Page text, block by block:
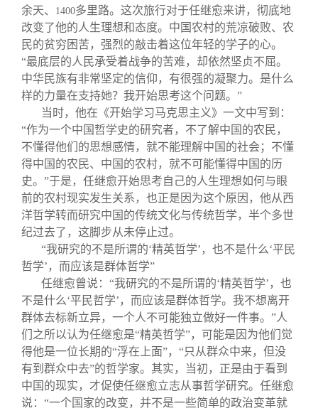
余天、 1400多里路。这次旅行对于任继愈来讲，彻底地
改变了他的人生理想和态度。中国农村的荒凉破败、农
民的贫穷困苦，强烈的敲击着这位年轻的学子的心。
“最底层的人民承受着战争的苦难，却依然坚贞不屈。
中华民族有非常坚定的信仰，有很强的凝聚力。是什么
样的力量在支持她？我开始思考这个问题。”
当时，他在《开始学习马克思主义》一文中写到：
“作为一个中国哲学史的研究者，不了解中国的农民，
不懂得他们的思想感情，就不能理解中国的社会；不懂
得中国的农民、中国的农村，就不可能懂得中国的历
史。”于是，任继愈开始思考自己的人生理想如何与眼
前的农村现实发生关系，也正是因为这个原因，他从西
洋哲学转而研究中国的传统文化与传统哲学，半个多世
纪过去了，这脚步从未停止过。
“我研究的不是所谓的‘精英哲学’，也不是什么‘平民
哲学’，而应该是群体哲学”
任继愈曾说：“我研究的不是所谓的‘精英哲学’，也
不是什么‘平民哲学’，而应该是群体哲学。我不想离开
群体去标新立异，一个人不可能独立做好一件事。”人
们之所以认为任继愈是“精英哲学”，可能是因为他们觉
得他是一位长期的“浮在上面”，“只从群众中来，但没
有到群众中去”的哲学家。其实，当初，正是由于看到
中国的现实，才促使任继愈立志从事哲学研究。任继愈
说：“一个国家的改变，并不是一些简单的政治变革就